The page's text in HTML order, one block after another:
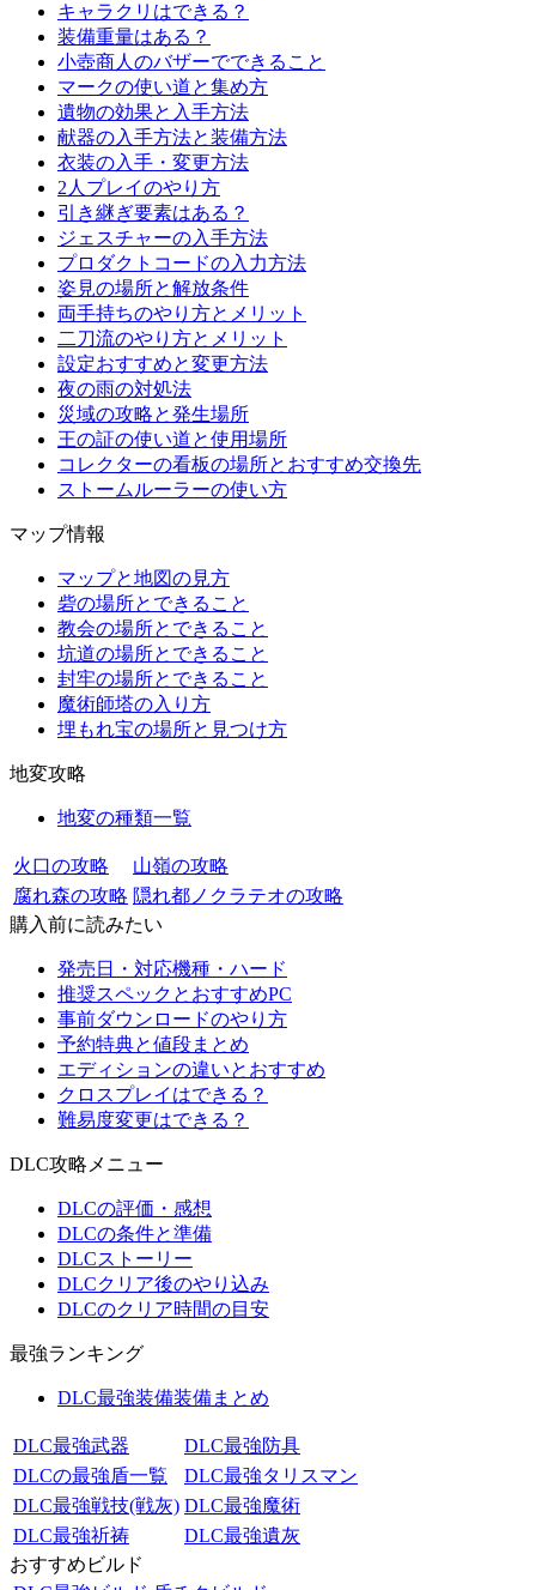
キャラクリはできる？
装備重量はある？
小壺商人のバザーでできること
マークの使い道と集め方
遺物の効果と入手方法
献器の入手方法と装備方法
衣装の入手・変更方法
2人プレイのやり方
引き継ぎ要素はある？
ジェスチャーの入手方法
プロダクトコードの入力方法
姿見の場所と解放条件
両手持ちのやり方とメリット
二刀流のやり方とメリット
設定おすすめと変更方法
夜の雨の対処法
災域の攻略と発生場所
王の証の使い道と使用場所
コレクターの看板の場所とおすすめ交換先
ストームルーラーの使い方
マップ情報
マップと地図の見方
砦の場所とできること
教会の場所とできること
坑道の場所とできること
封牢の場所とできること
魔術師塔の入り方
埋もれ宝の場所と見つけ方
地変攻略
地変の種類一覧
火口の攻略
山嶺の攻略
腐れ森の攻略 隠れ都ノクラテオの攻略
購入前に読みたい
発売日・対応機種・ハード
推奨スペックとおすすめPC
事前ダウンロードのやり方
予約特典と値段まとめ
エディションの違いとおすすめ
クロスプレイはできる？
難易度変更はできる？
DLC攻略メニュー
DLCの評価・感想
DLCの条件と準備
DLCストーリー
DLCクリア後のやり込み
DLCのクリア時間の目安
最強ランキング
DLC最強装備装備まとめ
DLC最強武器
DLC最強防具
DLCの最強盾一覧
DLC最強タリスマン
DLC最強戦技(戦灰) DLC最強魔術
DLC最強祈祷
DLC最強遺灰
おすすめビルド